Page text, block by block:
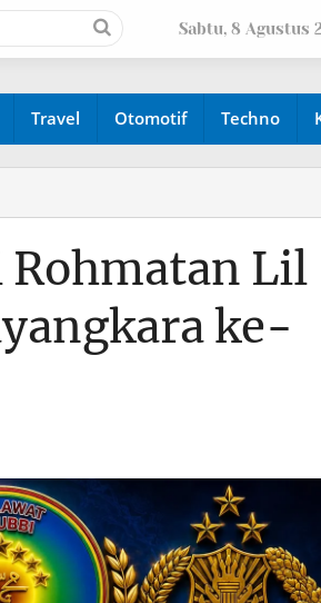
Sabtu, 8 Agustus
Travel Otomotif Techno
Lil
ke-